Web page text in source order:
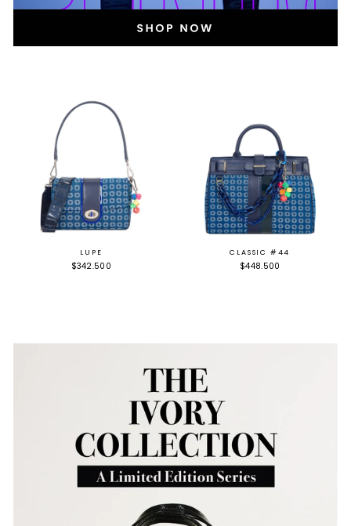
LUPE
$342.500
CLASSIC #44
$448.500